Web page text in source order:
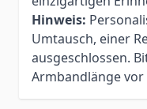
Hinweis:
Umtausch, einer
ausgeschlossen.
Armbandlänge